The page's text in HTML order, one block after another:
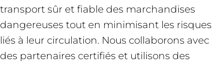
transport sûr et fiable des marchandises
dangereuses tout en minimisant les risques
liés à leur circulation. Nous collaborons avec
des partenaires certifiés et utilisons des